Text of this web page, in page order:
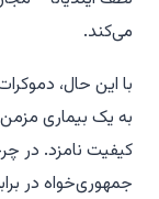
می‌کند.
با این حال،
به یک بیماری
جمهوری‌خواه در